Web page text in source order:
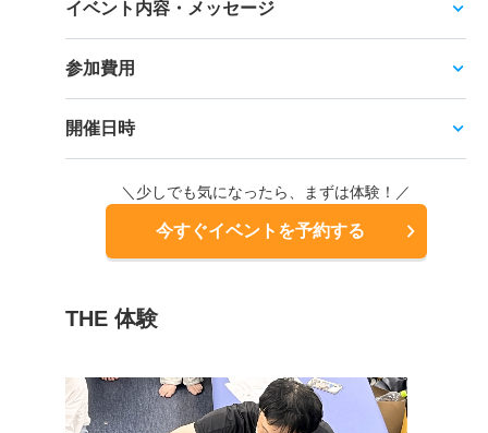
イベント内容・メッセージ
参加費用
開催日時
＼少しでも気になったら、まずは体験！／
今すぐイベントを予約する
THE 体験